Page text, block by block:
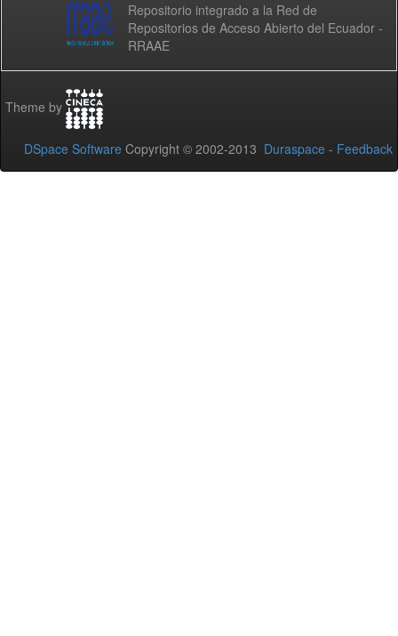
Repositorio integrado a la Red de
Repositorios de Acceso Abierto del Ecuador -
RRAAE
Theme by
DSpace Software Copyright © 2002-2013 Duraspace - Feedback